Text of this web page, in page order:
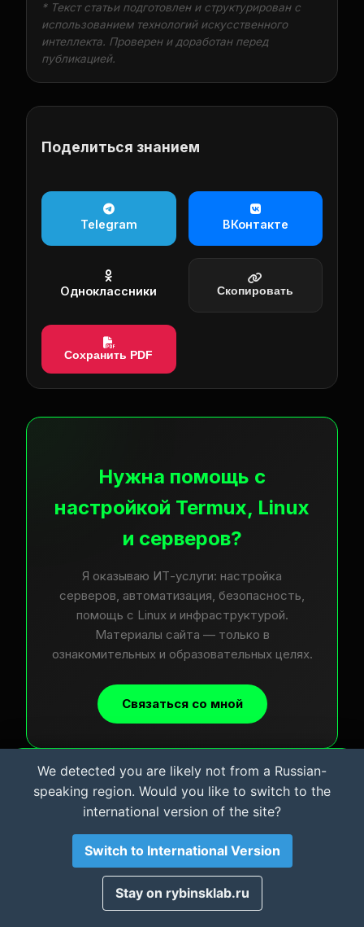
We detected you are likely not from a Russian-
speaking region. Would you like to switch to the
international version of the site?
Switch to International Version
Stay on rybinsklab.ru
* Текст статьи подготовлен и структурирован с
использованием технологий искусственного
интеллекта. Проверен и доработан перед
публикацией.
Поделиться знанием
Telegram ВКонтакте
Одноклассники Скопировать
Сохранить PDF
Нужна помощь с
настройкой Termux, Linux
и серверов?
Я оказываю ИТ-услуги: настройка
серверов, автоматизация, безопасность,
помощь с Linux и инфраструктурой.
Материалы сайта — только в
ознакомительных и образовательных целях.
Связаться со мной
TermuxLab
Профессиональный ресурс для энтузиастов Termux.
Важная информация и Cookie
Мы используем файлы cookie для аналитики.
Материалы сайта носятисключительно
ответственности за возможный ущерб оборудованию
или ПО. Используя сайт, вы соглашаетесь с этими
условиями.
Принято